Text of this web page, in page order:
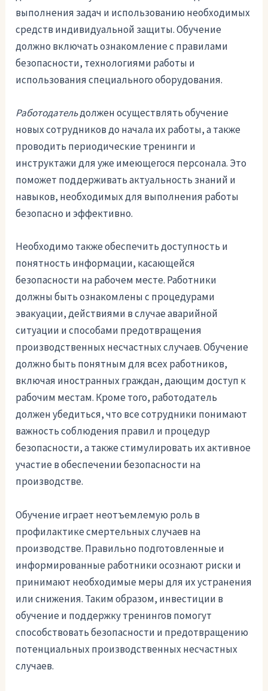
выполнения задач и использованию необходимых
средств индивидуальной защиты. Обучение
должно включать ознакомление с правилами
безопасности, технологиями работы и
использования специального оборудования.
Работодательдолжен осуществлять обучение
новых сотрудников до начала их работы, а также
проводить периодические тренинги и
инструктажи для уже имеющегося персонала. Это
поможет поддерживать актуальность знаний и
навыков, необходимых для выполнения работы
безопасно и эффективно.
Необходимо также обеспечить доступность и
понятность информации, касающейся
безопасности на рабочем месте. Работники
должны быть ознакомлены с процедурами
эвакуации, действиями в случае аварийной
ситуации и способами предотвращения
производственных несчастных случаев. Обучение
должно быть понятным для всех работников,
включая иностранных граждан, дающим доступ к
рабочим местам. Кроме того, работодатель
должен убедиться, что все сотрудники понимают
важность соблюдения правил и процедур
безопасности, а также стимулировать их активное
участие в обеспечении безопасности на
производстве.
Обучение играет неотъемлемую роль в
профилактике смертельных случаев на
производстве. Правильно подготовленные и
информированные работники осознают риски и
принимают необходимые меры для их устранения
или снижения. Таким образом, инвестиции в
обучение и поддержку тренингов помогут
способствовать безопасности и предотвращению
потенциальных производственных несчастных
случаев.